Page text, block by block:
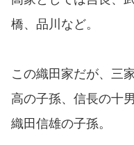
橋、品川など。
この織田家だが、三
高の子孫、信長の十
織田信雄の子孫。